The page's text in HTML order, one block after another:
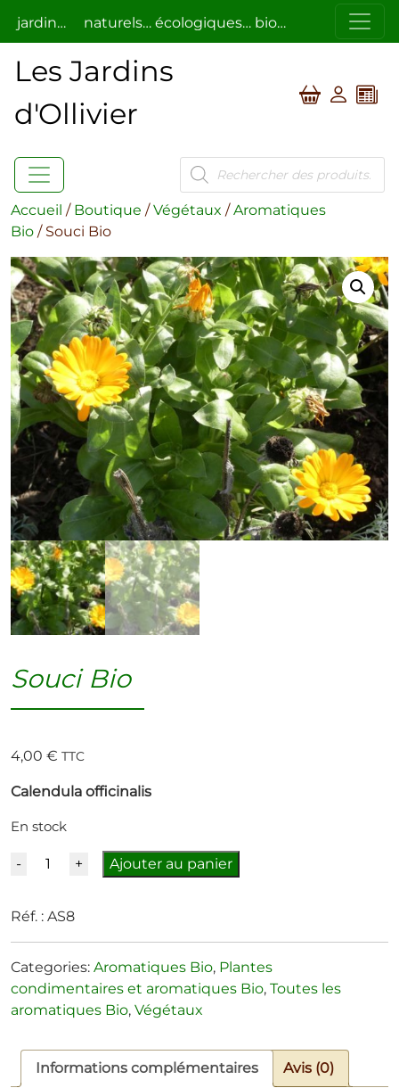
naturels… écologiques… bio… respectueux de
Les Jardins
d'Ollivier
Recherche
de
produits
Accueil / Boutique /Végétaux /Aromatiques
Bio / Souci Bio
Souci Bio
4,00 € TTC
Calendula officinalis
En stock
Quantité Ajouter au panier
Réf. : AS8
Categories: Aromatiques Bio, Plantes
condimentaires et aromatiques Bio, Toutes les
aromatiques Bio, Végétaux
Informations complémentaires Avis (0)